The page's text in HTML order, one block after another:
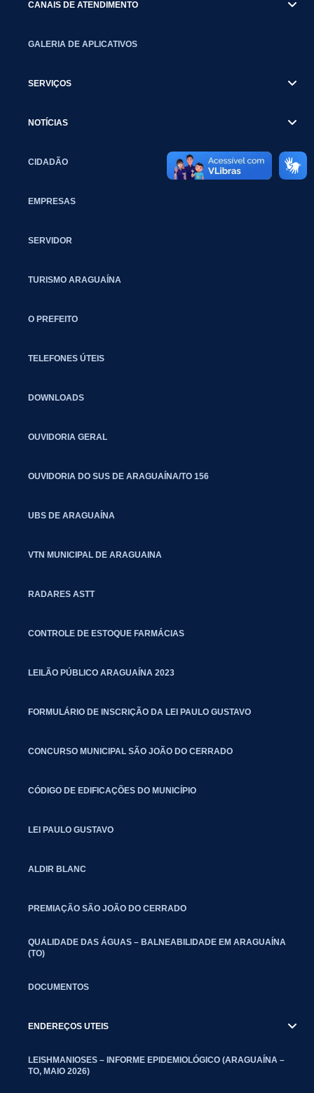
CANAIS DE ATENDIMENTO
GALERIA DE APLICATIVOS
SERVIÇOS
NOTÍCIAS
CIDADÃO
EMPRESAS
SERVIDOR
TURISMO ARAGUAÍNA
O PREFEITO
TELEFONES ÚTEIS
DOWNLOADS
OUVIDORIA GERAL
OUVIDORIA DO SUS DE ARAGUAÍNA/TO 156
UBS DE ARAGUAÍNA
VTN MUNICIPAL DE ARAGUAINA
RADARES ASTT
CONTROLE DE ESTOQUE FARMÁCIAS
LEILÃO PÚBLICO ARAGUAÍNA 2023
FORMULÁRIO DE INSCRIÇÃO DA LEI PAULO GUSTAVO
CONCURSO MUNICIPAL SÃO JOÃO DO CERRADO
CÓDIGO DE EDIFICAÇÕES DO MUNICÍPIO
LEI PAULO GUSTAVO
ALDIR BLANC
PREMIAÇÃO SÃO JOÃO DO CERRADO
QUALIDADE DAS ÁGUAS – BALNEABILIDADE EM ARAGUAÍNA
(TO)
DOCUMENTOS
ENDEREÇOS UTEIS
LEISHMANIOSES – INFORME EPIDEMIOLÓGICO (ARAGUAÍNA –
TO, MAIO 2026)